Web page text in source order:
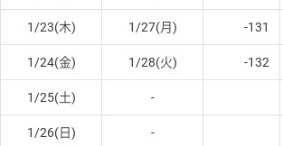
1/23(木) 1/27(月) -131
1/24(金) 1/28(火) -132
1/25(土) -
1/26(日) -